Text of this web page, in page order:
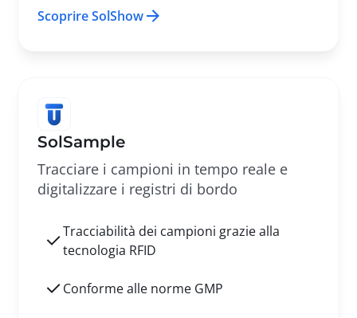
Scoprire SolShow
SolSample
Tracciare i campioni in tempo reale e
digitalizzare i registri di bordo
Tracciabilità dei campioni grazie alla
tecnologia RFID
Conforme alle norme GMP